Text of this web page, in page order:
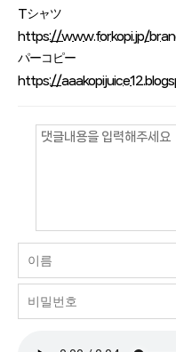
Tシャツ
https://www.forkopi.jp/
パーコピー
https://